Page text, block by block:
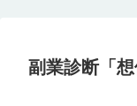
副業診断「想